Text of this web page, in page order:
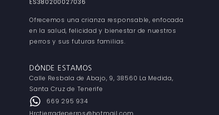
ES380200027036
Ofrecemos una crianza responsable, enfocada
en la salud, felicidad y bienestar de nuestros
perros y sus futuras familias.
DÓNDE ESTAMOS
Calle Resbala de Abajo, 9, 38560 La Medida,
Santa Cruz de Tenerife
669 295 934
Hrctierradeperros@hotmail.com